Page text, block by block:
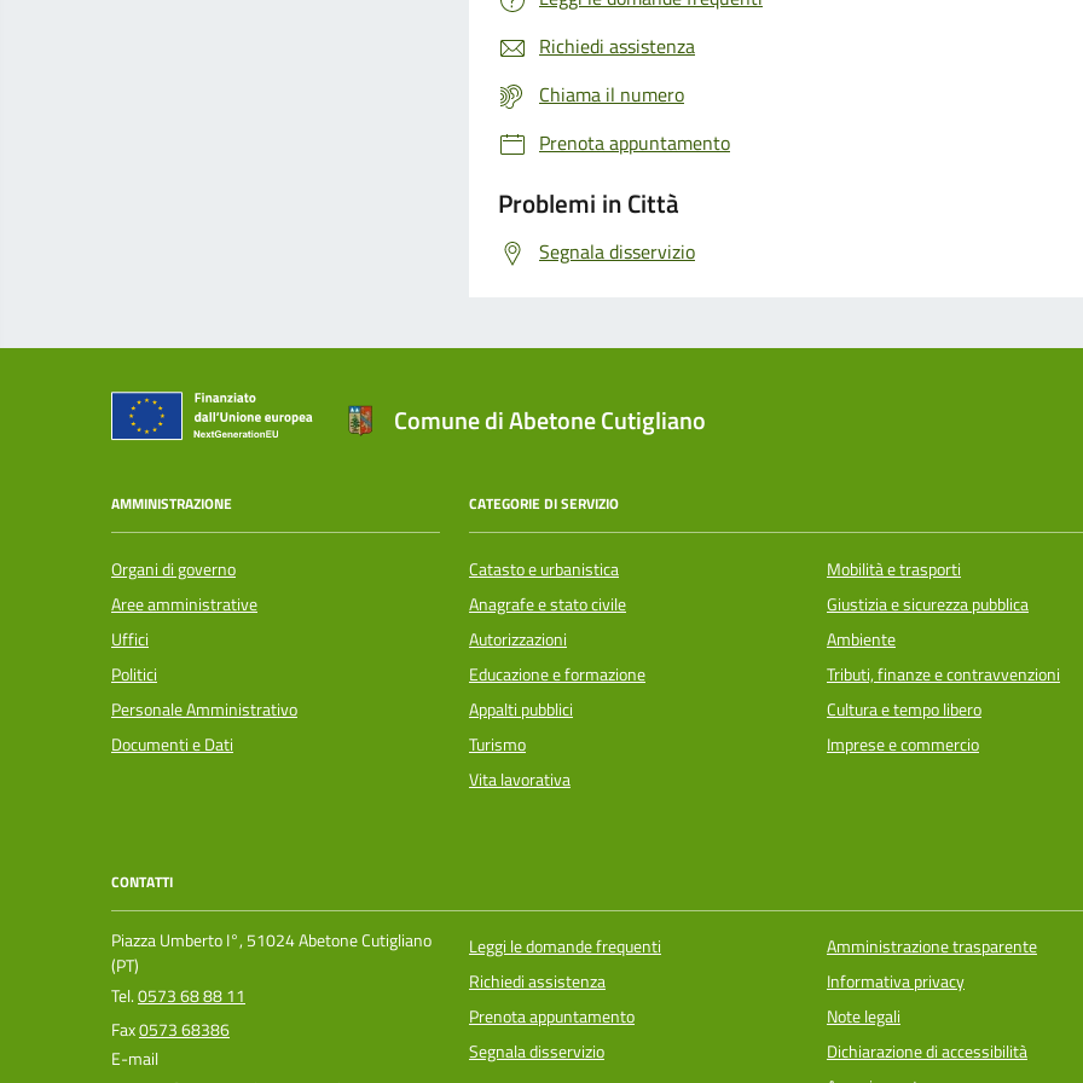
Richiedi assistenza
Chiama il numero
Prenota appuntamento
Problemi in Città
Segnala disservizio
Comune di Abetone Cutigliano
AMMINISTRAZIONE
Organi di governo
Aree amministrative
Uffici
Politici
Personale Amministrativo
Documenti e Dati
CATEGORIE DI SERVIZIO
Catasto e urbanistica
Anagrafe e stato civile
Autorizzazioni
Educazione e formazione
Appalti pubblici
Turismo
Vita lavorativa
Mobilità e trasporti
Giustizia e sicurezza pubblica
Ambiente
Tributi, finanze e contravvenzioni
Cultura e tempo libero
Imprese e commercio
CONTATTI
Piazza Umberto I°, 51024 Abetone Cutigliano
(PT)
Tel.0573 68 88 11
Fax0573 68386
E-mail
Leggi le domande frequenti
Richiedi assistenza
Prenota appuntamento
Segnala disservizio
Amministrazione trasparente
Informativa privacy
Note legali
Dichiarazione di accessibilità